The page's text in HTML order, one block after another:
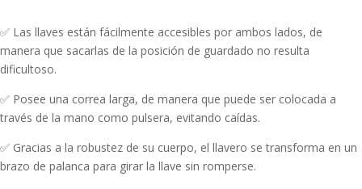
✅ Las llaves están fácilmente accesibles por ambos lados, de
manera que sacarlas de la posición de guardado no resulta
dificultoso.⁣
✅ Posee una correa larga, de manera que puede ser colocada a
través de la mano como pulsera, evitando caídas.⁣
✅ Gracias a la robustez de su cuerpo, el llavero se transforma en un
brazo de palanca para girar la llave sin romperse.⁣